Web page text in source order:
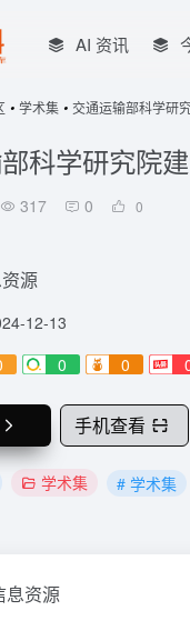
AI 资讯
• 学术集 • 交通运输部科学研
科学研究院
317 0 0
源
12-13
0 0
手机查看
学术集 # 学术集
息资源